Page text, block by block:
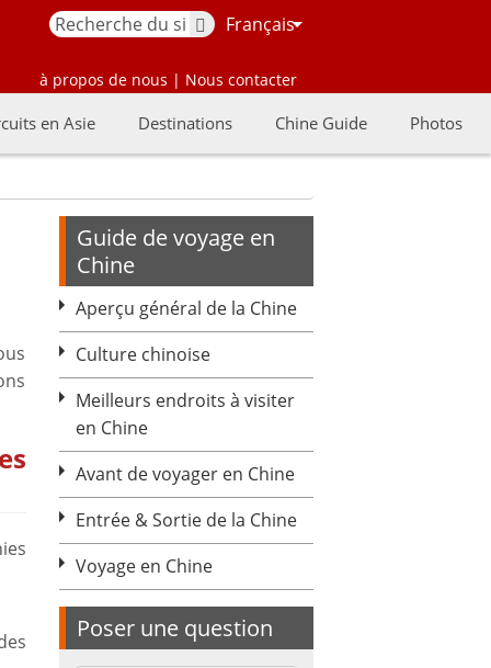
Français
à propos de nous | Nous contacter
en Asie Destinations Chine Guide Photos
Guide de voyage en
Chine
Aperçu général de la Chine
Culture chinoise
Meilleurs endroits à visiter
en Chine
Avant de voyager en Chine
Entrée & Sortie de la Chine
Voyage en Chine
Poser une question